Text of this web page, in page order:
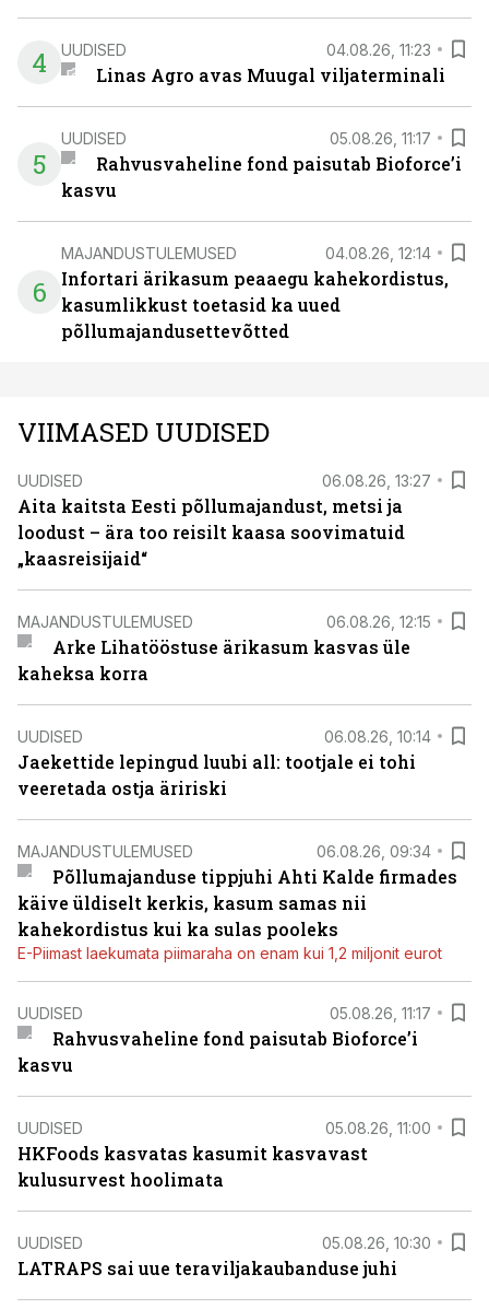
4 UUDISED 04.08.26, 11:23
Linas Agro avas Muugal viljaterminali
5
UUDISED 05.08.26, 11:17
Rahvusvaheline fond paisutab Bioforce’i
kasvu
6
MAJANDUSTULEMUSED 04.08.26, 12:14
Infortari ärikasum peaaegu kahekordistus,
kasumlikkust toetasid ka uued
põllumajandusettevõtted
VIIMASED UUDISED
UUDISED 06.08.26, 13:27
Aita kaitsta Eesti põllumajandust, metsi ja
loodust – ära too reisilt kaasa soovimatuid
„kaasreisijaid“
MAJANDUSTULEMUSED 06.08.26, 12:15
Arke Lihatööstuse ärikasum kasvas üle
kaheksa korra
UUDISED 06.08.26, 10:14
Jaekettide lepingud luubi all: tootjale ei tohi
veeretada ostja äririski
MAJANDUSTULEMUSED 06.08.26, 09:34
Põllumajanduse tippjuhi Ahti Kalde firmades
käive üldiselt kerkis, kasum samas nii
kahekordistus kui ka sulas pooleks
E-Piimast laekumata piimaraha on enam kui 1,2 miljonit eurot
UUDISED 05.08.26, 11:17
Rahvusvaheline fond paisutab Bioforce’i
kasvu
UUDISED 05.08.26, 11:00
HKFoods kasvatas kasumit kasvavast
kulusurvest hoolimata
UUDISED 05.08.26, 10:30
LATRAPS sai uue teraviljakaubanduse juhi